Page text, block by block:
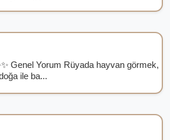
Genel Yorum Rüyada hayvan görmek,
ile ba...